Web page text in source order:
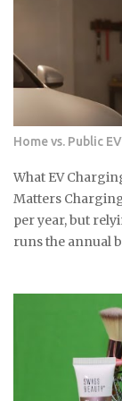
operating loss
operating gain
Article data.
financials U.S.
moment federal
ETFs built
as though that
Home vs. Public
What EV
Matters
per year, but
runs the annual
figure out
ownership,
sticker price.
outlet with no
with most EVs,